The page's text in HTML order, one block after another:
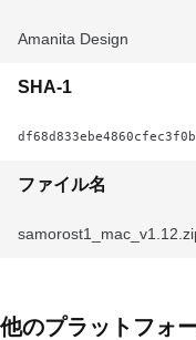
Amanita Design
SHA-1
ファイル名
他のプラットフォ